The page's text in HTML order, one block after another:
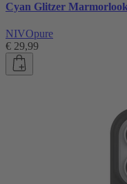
Cyan Glitzer Marmorlook
NIVOpure
€ 29,99